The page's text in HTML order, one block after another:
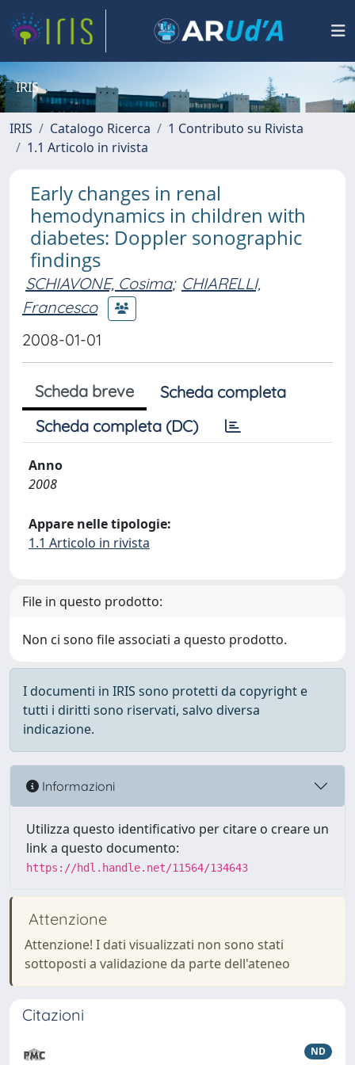
IRIS
IRIS Catalogo Ricerca
1 Contributo su Rivista
1.1 Articolo in rivista
Early changes in renal
hemodynamics in children with
diabetes: Doppler sonographic
findings
SCHIAVONE, Cosima; CHIARELLI,
Francesco
2008-01-01
Scheda breve
Scheda completa
Scheda completa (DC)
Anno
2008
Appare nelle tipologie:
1.1 Articolo in rivista
File in questo prodotto:
Non ci sono file associati a questo prodotto.
I documenti in IRIS sono protetti da copyright e
tutti i diritti sono riservati, salvo diversa
indicazione.
Informazioni
Utilizza questo identificativo per citare o creare un
link a questo documento:
https://hdl.handle.net/11564/134643
Attenzione
Attenzione! I dati visualizzati non sono stati
sottoposti a validazione da parte dell'ateneo
Citazioni
ND